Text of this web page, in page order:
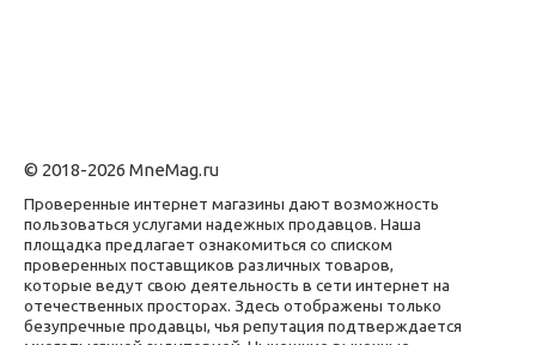
© 2018-2026 MneMag.ru
Проверенные интернет магазины дают возможность
пользоваться услугами надежных продавцов. Наша
площадка предлагает ознакомиться со списком
проверенных поставщиков различных товаров,
которые ведут свою деятельность в сети интернет на
отечественных просторах. Здесь отображены только
безупречные продавцы, чья репутация подтверждается